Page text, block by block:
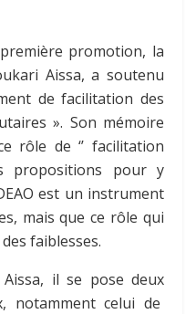
promotion, la
Aissa, a soutenu
de facilitation des
». Son mémoire
rôle de ‘’ facilitation
propositions pour y
est un instrument
mais que ce rôle qui
faiblesses.
il se pose deux
notamment celui de